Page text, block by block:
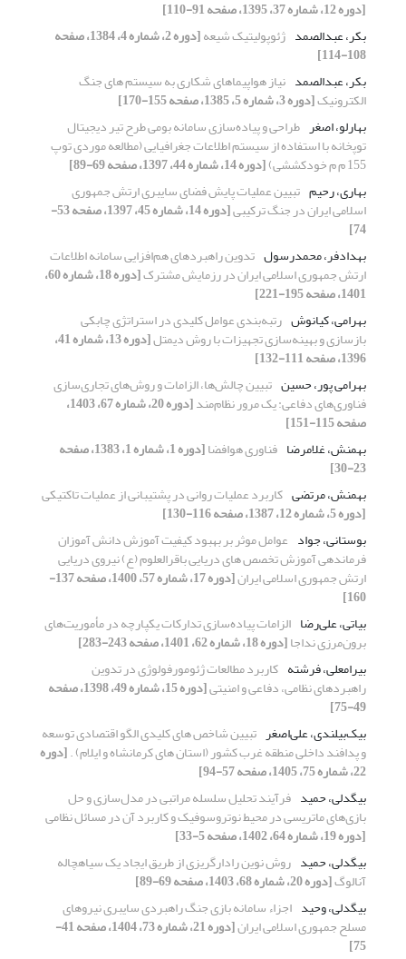
[دوره 12، شماره 37، 1395، صفحه 91-110]
بکر، عبدالصمد ژئوپولیتیک شیعه [دوره 2، شماره 4، 1384، صفحه
108-114]
بکر، عبدالصمد نیاز هواپیماهای شکاری به سیستم های جنگ
الکترونیک[دوره 3، شماره 5، 1385، صفحه 155-170]
بهارلو، اصغر طراحی و پیاده‌سازی سامانه بومی طرح تیر دیجیتال
توپخانه با استفاده از سیستم اطلاعات جغرافیایی (مطالعه موردی توپ
155 م م خودکششی)
[دوره 14، شماره 44، 1397، صفحه 69-89]
بهاری، رحیم تبیین عملیات پایش فضای سایبری ارتش جمهوری
اسلامی ایران در جنگ ترکیبی [دوره 14، شماره 45، 1397، صفحه 53-
74]
بهدادفر، محمدرسول تدوین راهبردهای هم‌افزایی سامانه‌ اطلاعات
ارتش جمهوری اسلامی ایران در رزمایش مشترک [دوره 18، شماره 60،
1401، صفحه 195-221]
بهرامی، کیانوش رتبه‌بندی عوامل کلیدی در استراتژی چابکی
بازسازی و بهینه‌سازی تجهیزات با روش دیمتل [دوره 13، شماره 41،
1396، صفحه 111-132]
بهرامی پور، حسین تبیین چالش‌ها، الزامات و روش‌های تجاری‌سازی
فناوری‌های دفاعی: یک مرور نظام‌مند [دوره 20، شماره 67، 1403،
صفحه 115-151]
بهمنش، غلامرضا فناوری هوافضا [دوره 1، شماره 1، 1383، صفحه
23-30]
بهمنش، مرتضی کاربرد عملیات روانی در پشتیبانی از عملیات تاکتیکی
[دوره 5، شماره 12، 1387، صفحه 116-130]
بوستانی، جواد عوامل موثر بر بهبود کیفیت آموزش دانش آموزان
فرماندهی آموزش تخصص های دریایی باقرالعلوم (ع) نیروی دریایی
ارتش جمهوری اسلامی ایران [دوره 17، شماره 57، 1400، صفحه 137-
160]
بیاتی، علی‌رضا الزامات پیاده‌سازی تدارکات یکپارچه در مأموریت‌های
برون‌مرزی نداجا[دوره 18، شماره 62، 1401، صفحه 243-283]
بیرامعلی، فرشته کاربرد مطالعات ژئومورفولوژی در تدوین
راهبرد‌های نظامی، دفاعی و امنیتی [دوره 15، شماره 49، 1398، صفحه
49-75]
بیک‌بیلندی، علی‌اصغر تبیین شاخص های کلیدی الگو اقتصادی توسعه
و پدافند داخلی منطقه غرب کشور (استان های کرمانشاه و ایلام) .[دوره
22، شماره 75، 1405، صفحه 57-94]
بیگدلی، حمید فرآیند تحلیل سلسله‌ مراتبی در مدل‌سازی و حل
بازی‌های ماتریسی در محیط نوتروسوفیک و کاربرد آن در مسائل نظامی
[دوره 19، شماره 64، 1402، صفحه 5-33]
بیگدلی، حمید روش نوین رادارگریزی از طریق ایجاد یک سیاهچاله
آنالوگ[دوره 20، شماره 68، 1403، صفحه 69-89]
بیگدلی، وحید اجزاء سامانه بازی جنگ راهبردی سایبری نیروهای
مسلح جمهوری اسلامی ایران [دوره 21، شماره 73، 1404، صفحه 41-
75]